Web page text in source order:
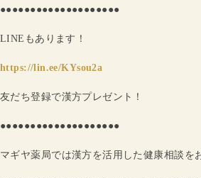
●●●●●●●●●●●●●●●●●●●●
LINEもあります！
https://lin.ee/KYsou2a
友だち登録で漢方プレゼント！
●●●●●●●●●●●●●●●●●●●●
マギヤ薬局では漢方を活用した健康相談を